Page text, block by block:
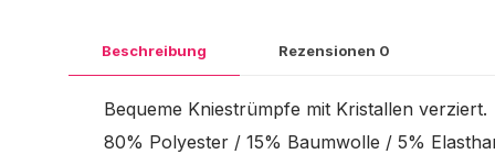
Beschreibung Rezensionen 0
Bequeme Kniestrümpfe mit Kristallen verziert.
80% Polyester / 15% Baumwolle / 5%